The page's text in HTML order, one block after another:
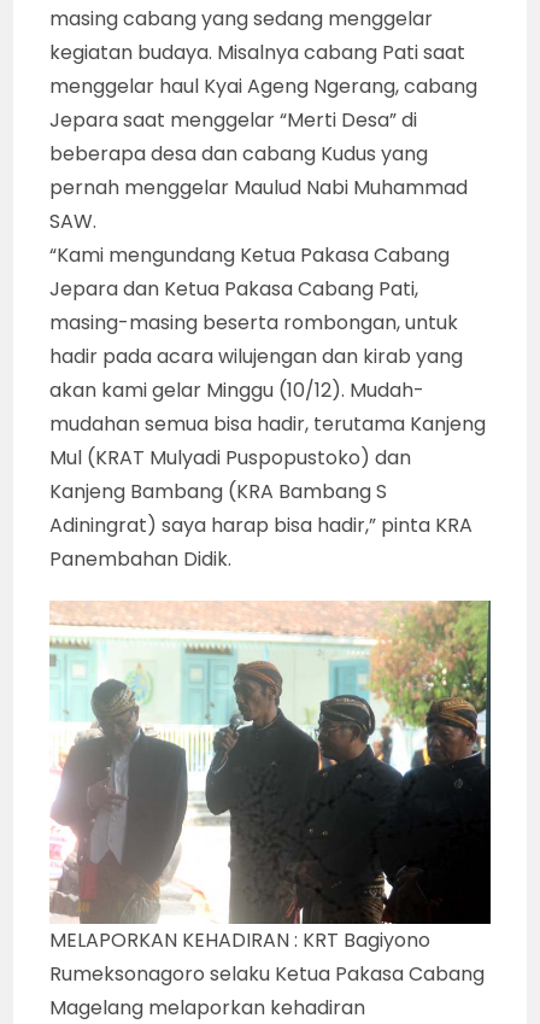
masing cabang yang sedang menggelar
kegiatan budaya. Misalnya cabang Pati saat
menggelar haul Kyai Ageng Ngerang, cabang
Jepara saat menggelar “Merti Desa” di
beberapa desa dan cabang Kudus yang
pernah menggelar Maulud Nabi Muhammad
SAW.
“Kami mengundang Ketua Pakasa Cabang
Jepara dan Ketua Pakasa Cabang Pati,
masing-masing beserta rombongan, untuk
hadir pada acara wilujengan dan kirab yang
akan kami gelar Minggu (10/12). Mudah-
mudahan semua bisa hadir, terutama Kanjeng
Mul (KRAT Mulyadi Puspopustoko) dan
Kanjeng Bambang (KRA Bambang S
Adiningrat) saya harap bisa hadir,” pinta KRA
Panembahan Didik.
MELAPORKAN KEHADIRAN : KRT Bagiyono
Rumeksonagoro selaku Ketua Pakasa Cabang
Magelang melaporkan kehadiran